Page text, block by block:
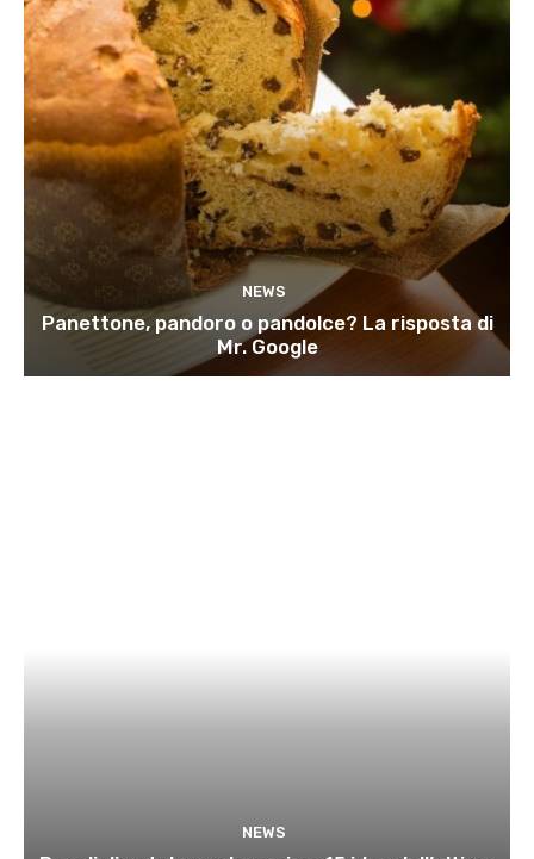
NEWS
Panettone, pandoro o pandolce? La risposta di
Mr. Google
NEWS